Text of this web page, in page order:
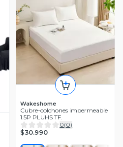
Wakeshome
Cubre-colchones impermeable
1.5P PLUHS TF.
0(0)
$30.990